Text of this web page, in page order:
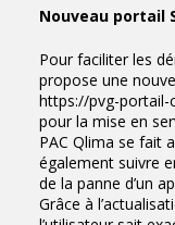
Nouveau portail
Pour faciliter les
propose une
https://pvg-portail-
pour la mise en
PAC Qlima se fait
également suivre
de la panne d’un
Grâce à